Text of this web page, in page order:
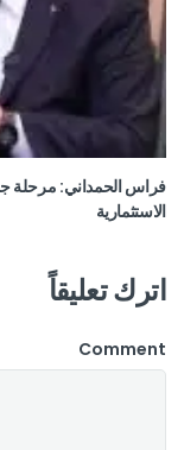
فراس الحمداني: مرحلة
الاستثمارية
اترك تعليقاً
Comment